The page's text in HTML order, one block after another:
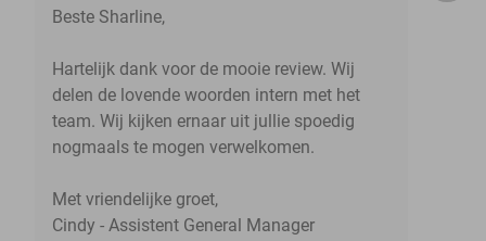
Beste Sharline,
Hartelijk dank voor de mooie review. Wij
delen de lovende woorden intern met het
team. Wij kijken ernaar uit jullie spoedig
nogmaals te mogen verwelkomen.
Met vriendelijke groet,
Cindy - Assistent General Manager